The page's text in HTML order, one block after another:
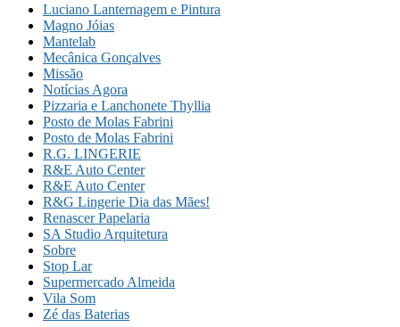
Luciano Lanternagem e Pintura
Magno Jóias
Mantelab
Mecânica Gonçalves
Missão
Notícias Agora
Pizzaria e Lanchonete Thyllia
Posto de Molas Fabrini
Posto de Molas Fabrini
R.G. LINGERIE
R&E Auto Center
R&E Auto Center
R&G Lingerie Dia das Mães!
Renascer Papelaria
SA Studio Arquitetura
Sobre
Stop Lar
Supermercado Almeida
Vila Som
Zé das Baterias